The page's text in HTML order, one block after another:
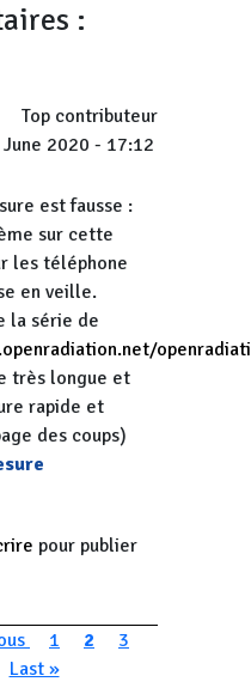
:
Top contributeur
2020 - 17:12
est fausse :
sur cette
les téléphone
en veille.
la série de
très longue et
rapide et
des coups)
pour publier
Page
1 Page courante
2 Page
3
Dernière page
Last »